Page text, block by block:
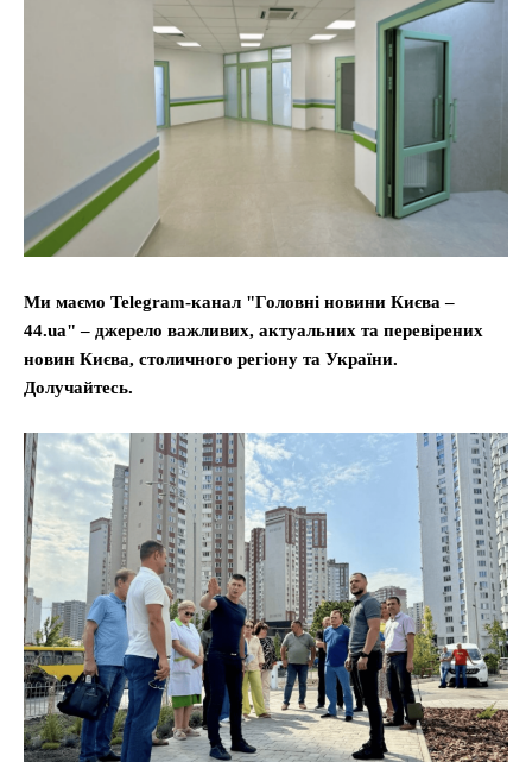
Ми маємо Telegram-канал "Головні новини Києва –
44.ua" – джерело важливих, актуальних та перевірених
новин Києва, столичного регіону та України.
Долучайтесь.